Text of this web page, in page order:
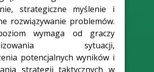
strategiczne myślenie i
rozwiązywanie problemów.
wymaga od graczy
sytuacji,
potencjalnych wyników i
strategii taktycznych w